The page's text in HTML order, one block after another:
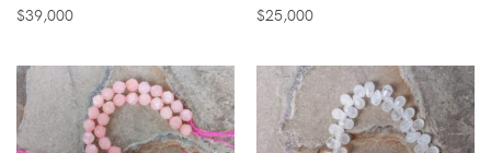
$39,000 $25,000